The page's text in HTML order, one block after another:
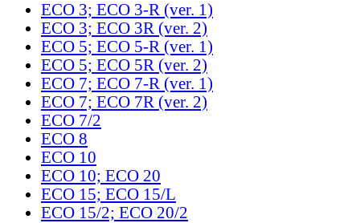
ECO 3; ECO 3-R (ver. 1)
ECO 3; ECO 3R (ver. 2)
ECO 5; ECO 5-R (ver. 1)
ECO 5; ECO 5R (ver. 2)
ECO 7; ECO 7-R (ver. 1)
ECO 7; ECO 7R (ver. 2)
ECO 7/2
ECO 8
ECO 10
ECO 10; ECO 20
ECO 15; ECO 15/L
ECO 15/2; ECO 20/2